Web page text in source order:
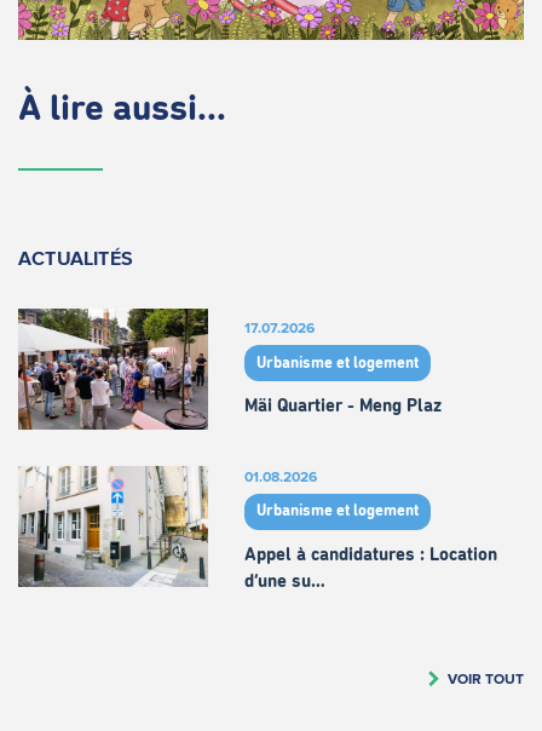
À lire aussi...
ACTUALITÉS
17.07.2026
Urbanisme et logement
Mäi Quartier - Meng Plaz
01.08.2026
Urbanisme et logement
Appel à candidatures : Location
d’une su…
VOIR TOUT